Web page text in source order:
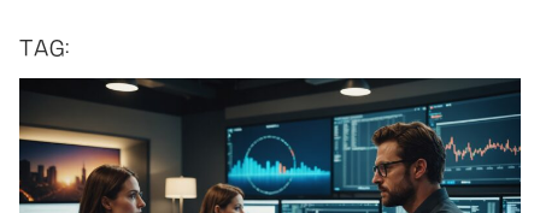
TAG: